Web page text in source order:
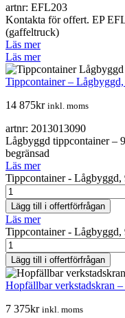
artnr: EFL203
Kontakta för offert. EP
(gaffeltruck)
Läs mer
Läs mer
Tippcontainer –
14 875kr inkl. moms
artnr: 2013013090
Lågbyggd tippcontainer –
begränsad
Läs mer
Tippcontainer - Lågbyggd,
Lägg till i offertförfrågan
Läs mer
Tippcontainer - Lågbyggd,
Lägg till i offertförfrågan
Hopfällbar verkstadskran
7 375kr inkl. moms